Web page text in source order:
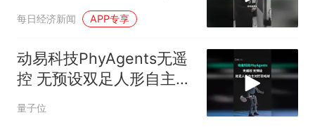
从零开始的“第一课”
每日经济新闻 APP专享
动易科技PhyAgents无遥
控 无预设双足人形自主对
打羽毛球
量子位